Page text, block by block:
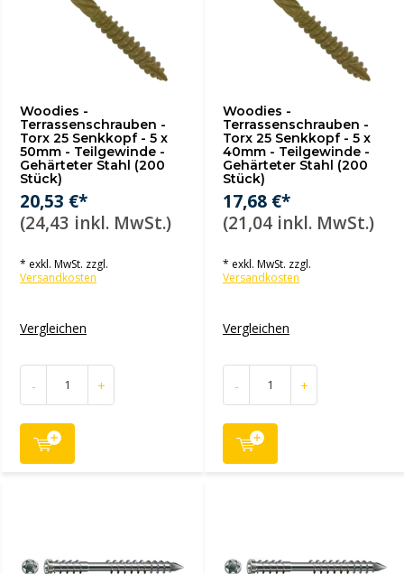
Woodies -
Terrassenschrauben -
Torx 25 Senkkopf - 5 x
50mm - Teilgewinde -
Gehärteter Stahl (200
Stück)
20,53 €*
(24,43 inkl. MwSt.)
* exkl. MwSt. zzgl.
Versandkosten
Vergleichen
- +
Woodies -
Terrassenschrauben -
Torx 25 Senkkopf - 5 x
40mm - Teilgewinde -
Gehärteter Stahl (200
Stück)
17,68 €*
(21,04 inkl. MwSt.)
* exkl. MwSt. zzgl.
Versandkosten
Vergleichen
- +